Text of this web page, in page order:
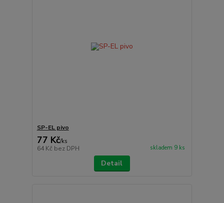
SP-EL pivo
77 Kč/ks
64 Kč bez DPH skladem 9 ks
Detail